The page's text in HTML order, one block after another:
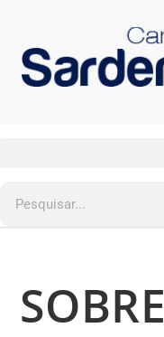
SOBRE